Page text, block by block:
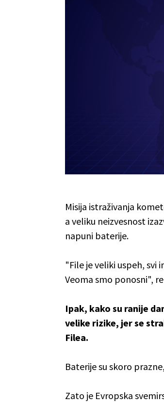
Misija istraživanja
a veliku neizvesnost
napuni baterije.
"File je veliki uspeh, svi
Veoma smo ponosni",
Ipak, kako su ranije
velike rizike, jer se s
Filea.
Baterije su skoro
Zato je Evropska